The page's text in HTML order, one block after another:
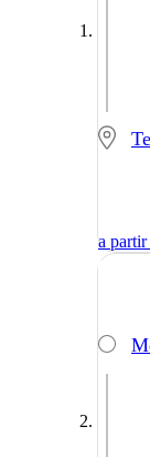
a partir